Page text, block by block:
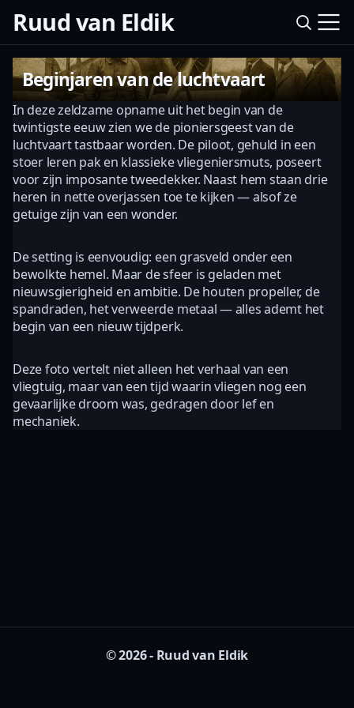
Ruud van Eldik
Beginjaren van de luchtvaart
In deze zeldzame opname uit het begin van de
twintigste eeuw zien we de pioniersgeest van de
luchtvaart tastbaar worden. De piloot, gehuld in een
stoer leren pak en klassieke vliegeniersmuts, poseert
voor zijn imposante tweedekker. Naast hem staan drie
heren in nette overjassen toe te kijken — alsof ze
getuige zijn van een wonder.
De setting is eenvoudig: een grasveld onder een
bewolkte hemel. Maar de sfeer is geladen met
nieuwsgierigheid en ambitie. De houten propeller, de
spandraden, het verweerde metaal — alles ademt het
begin van een nieuw tijdperk.
Deze foto vertelt niet alleen het verhaal van een
vliegtuig, maar van een tijd waarin vliegen nog een
gevaarlijke droom was, gedragen door lef en
mechaniek.
© 2026 - Ruud van Eldik